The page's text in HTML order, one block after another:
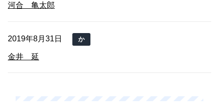
河合 亀太郎
2019年8月31日 か
金井 延